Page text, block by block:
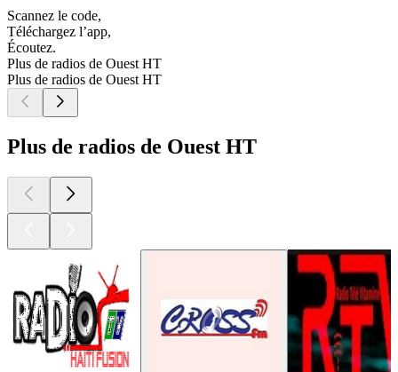
Scannez le code,
Téléchargez l’app,
Écoutez.
Plus de radios de Ouest HT
Plus de radios de Ouest HT
Plus de radios de Ouest HT